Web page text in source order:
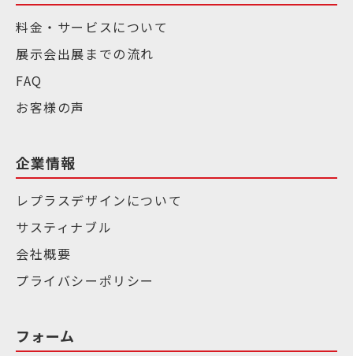
料金・サービスについて
展示会出展までの流れ
FAQ
お客様の声
企業情報
レプラスデザインについて
サスティナブル
会社概要
プライバシーポリシー
フォーム